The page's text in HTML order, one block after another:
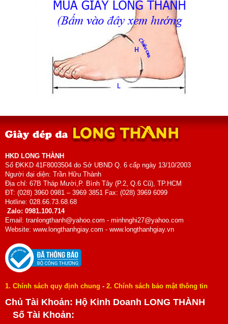
HKD LONG THÀNH
Số ĐKKD 41F8003504 do Sở UBND Q. 6 cấp ngày 13/10/2003
Người đại diện: Trần Hữu Thành
Địa chỉ: 67B Tháp Mười,P. Bình Tây (P.2, Q.6 Cũ), TP.HCM
ĐT: (028) 3960 0981 – 3969 3851 Fax: (028) 3969 6099
Hotline: 028.66.73.68.68
Zalo: 0981.100.714
Email: tranlongthanh@yahoo.com - minhnghi27@yahoo.com
Website: www.longthanhgiay.com - www.longthanhgiay.vn
1. Chính sách quy định chung - 2. Chính sách bảo mật thông tin
Chủ Tài Khoản: Hộ Kinh Doanh LONG THÀNH
Số Tài Khoản: